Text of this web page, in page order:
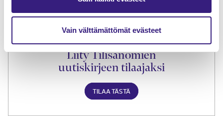
Vain välttämättömät evästeet
Liity Tilisanomien
uutiskirjeen tilaajaksi
TILAA TÄSTÄ